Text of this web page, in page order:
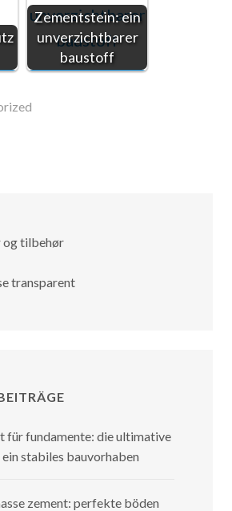
Zementstein: ein
unverzichtbarer
baustoff
og tilbehør
transparent
für fundamente: die ultimative
stabiles bauvorhaben
zement: perfekte böden